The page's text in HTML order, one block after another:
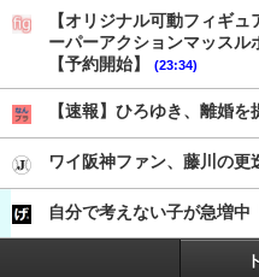
【オリジナル可動フィギ
ーパーアクションマッスル
【予約開始】
(23:34)
【速報】ひろゆき、離婚を
ワイ阪神ファン、藤川の更
自分で考えない子が急増中